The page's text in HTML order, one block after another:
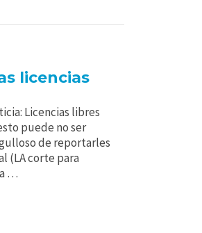
licencias
Licencias libres
puede no ser
de reportarles
(LA corte para
…